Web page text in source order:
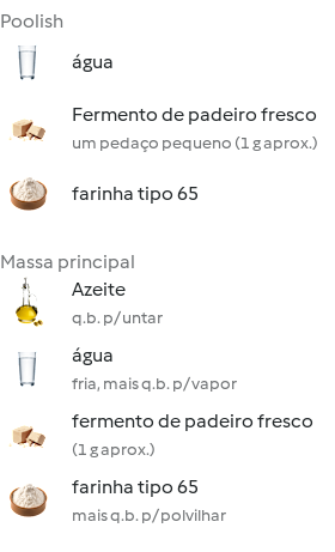
Poolish
água
Fermento de padeiro fresco
um pedaço pequeno (1 g aprox.)
farinha tipo 65
Massa principal
Azeite
q.b. p/ untar
água
fria, mais q.b. p/ vapor
fermento de padeiro fresco
(1 g aprox.)
farinha tipo 65
mais q.b. p/ polvilhar